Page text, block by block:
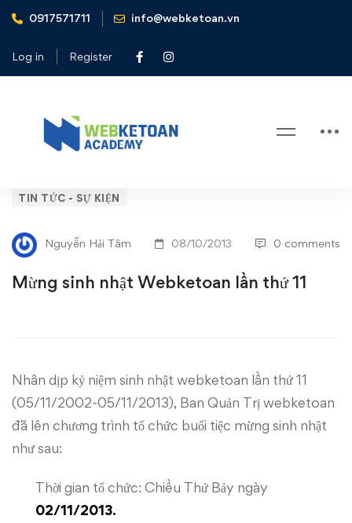
0917571711 info@webketoan.vn
Log in Register
Home
Tin tức - Sự kiện
Mừng
sinh
nhật
thứ
11
TIN TỨC - SỰ KIỆN
Nguyễn Hải Tâm 08/10/2013 0 comments
Mừng sinh nhật Webketoan lần thứ 11
Nhân dịp kỷ niệm sinh nhật webketoan lần thứ 11
(05/11/2002-05/11/2013), Ban Quản Trị webketoan
đã lên chương trình tổ chức buổi tiệc mừng sinh nhật
như sau:
Thời gian tổ chức: Chiều Thứ Bảy ngày
02/11/2013.